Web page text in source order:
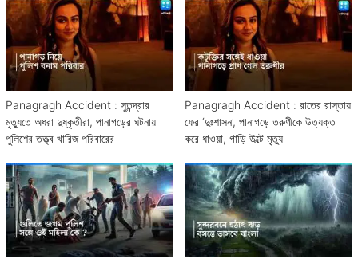
Panagragh Accident : সুতন্দ্রার
মৃত্যুতে অধরা দুষ্কৃতীরা, পানাগড়ের ঘটনায়
পুলিশের তত্ত্ব খারিজ পরিবারের
Panagragh Accident : রাতের রাস্তায়
ফের ‘দুঃশাসন’, পানাগড়ে তরুণীকে উত্যক্ত
করে ধাওয়া, গাড়ি উল্টে মৃত্যু